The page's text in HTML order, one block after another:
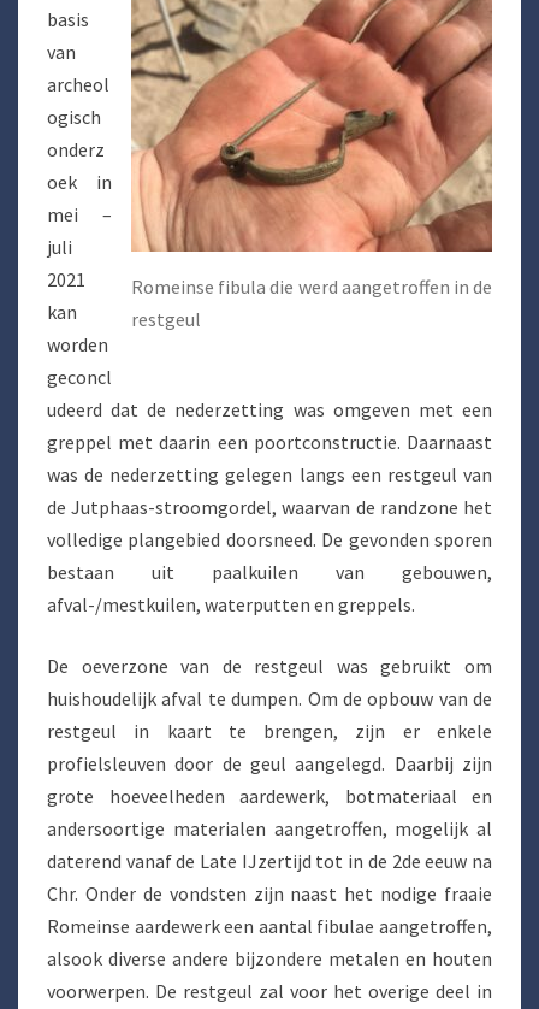
Romeinse fibula die werd aangetroffen in de
restgeul
basis
van
archeol
ogisch
onderz
oek in
mei –
juli
2021
kan
worden
geconcl
udeerd dat de nederzetting was omgeven met een
greppel met daarin een poortconstructie. Daarnaast
was de nederzetting gelegen langs een restgeul van
de Jutphaas-stroomgordel, waarvan de randzone het
volledige plangebied doorsneed. De gevonden sporen
bestaan uit paalkuilen van gebouwen,
afval-/mestkuilen, waterputten en greppels.
De oeverzone van de restgeul was gebruikt om
huishoudelijk afval te dumpen. Om de opbouw van de
restgeul in kaart te brengen, zijn er enkele
profielsleuven door de geul aangelegd. Daarbij zijn
grote hoeveelheden aardewerk, botmateriaal en
andersoortige materialen aangetroffen, mogelijk al
daterend vanaf de Late IJzertijd tot in de 2de eeuw na
Chr. Onder de vondsten zijn naast het nodige fraaie
Romeinse aardewerk een aantal fibulae aangetroffen,
alsook diverse andere bijzondere metalen en houten
voorwerpen. De restgeul zal voor het overige deel in